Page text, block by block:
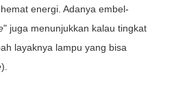
energi. Adanya embel-
" juga menunjukkan kalau tingkat
layaknya lampu yang bisa
).